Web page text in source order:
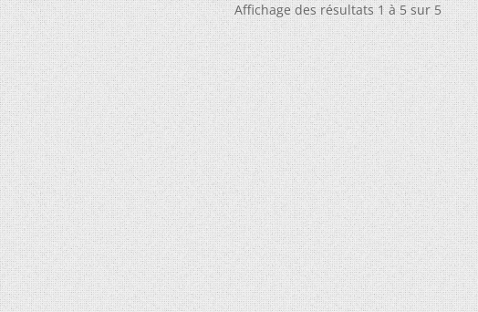
Affichage des résultats 1 à 5 sur 5